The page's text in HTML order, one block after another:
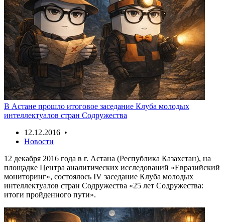
В Астане прошло итоговое заседание Клуба молодых
интеллектуалов стран Содружества
12.12.2016 •
Новости
12 декабря 2016 года в г. Астана (Республика Казахстан), на
площадке Центра аналитических исследований «Евразийский
мониторинг», состоялось IV заседание Клуба молодых
интеллектуалов стран Содружества «25 лет Содружества:
итоги пройденного пути».